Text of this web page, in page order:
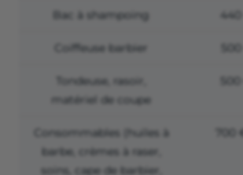
Bac à shampoing
Coiffeuse barbier
Tondeuse, rasoir,
matériel de coupe
Consommables (huiles à
barbe, crèmes à raser,
soins, cape de barbier,
700